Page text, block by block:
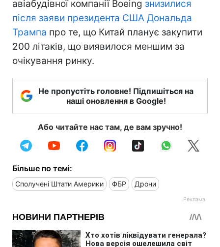
авіабудівної компанії Boeing знизилися
після заяви президента США Дональда
Трампа про те, що Китай планує закупити
200 літаків, що виявилося меншим за
очікування ринку.
Не пропустіть головне! Підпишіться на
наші оновлення в Google!
Або читайте нас там, де вам зручно!
Більше по темі:
Сполучені Штати Америки ФБР Дрони